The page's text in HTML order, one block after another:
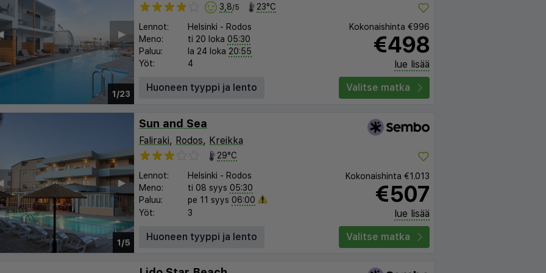
1/23
▶︎
3,8/5 23°C
Lennot: Helsinki - Rodos
Meno:
ti 20 loka 05:30
Paluu:
la 24 loka 20:55
Yöt:
4
Kokonaishinta €996
€498
lue lisää
Huoneen tyyppi ja lento
Valitse matka
1/5
▶︎
Sun and Sea
Faliraki, Rodos, Kreikka
29°C
Lennot: Helsinki - Rodos
Meno:
ti 08 syys 05:30
Paluu:
pe 11 syys 06:00
Yöt:
3
Kokonaishinta €1.013
€507
lue lisää
Huoneen tyyppi ja lento
Valitse matka